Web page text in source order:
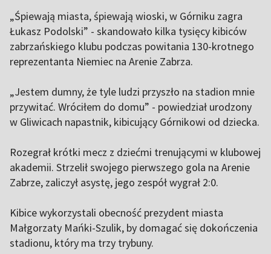
„Śpiewają miasta, śpiewają wioski, w Górniku zagra
Łukasz Podolski” - skandowało kilka tysięcy kibiców
zabrzańskiego klubu podczas powitania 130-krotnego
reprezentanta Niemiec na Arenie Zabrza.
„Jestem dumny, że tyle ludzi przyszło na stadion mnie
przywitać. Wróciłem do domu” - powiedział urodzony
w Gliwicach napastnik, kibicujący Górnikowi od dziecka.
Rozegrał krótki mecz z dziećmi trenującymi w klubowej
akademii. Strzelił swojego pierwszego gola na Arenie
Zabrze, zaliczył asystę, jego zespół wygrał 2:0.
Kibice wykorzystali obecność prezydent miasta
Małgorzaty Mańki-Szulik, by domagać się dokończenia
stadionu, który ma trzy trybuny.